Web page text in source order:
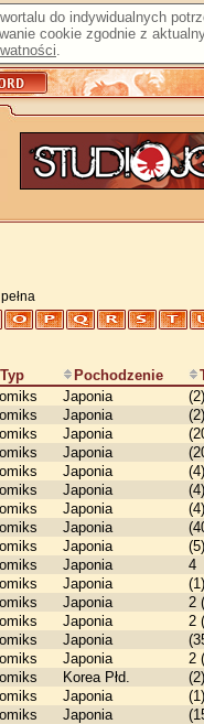
do indywidualnych
cookie zgodnie z
.
Typ Pochodzenie
Japonia
(2)
Japonia
(2)
Japonia
Japonia
Japonia
(4)
Japonia (4)
Japonia (4)
Japonia
Japonia (5)
Japonia 4
Japonia
(1)
Japonia 2
Japonia 2
Japonia
Japonia 2
Korea Płd. (2)
Japonia
(1)
Japonia